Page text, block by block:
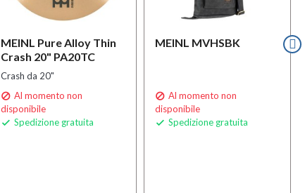
MEINL Pure Alloy Thin
Crash 20" PA20TC
Crash da 20"
 Al momento non
disponibile
 Spedizione gratuita
MEINL MVHSBK
 Al momento non
disponibile
 Spedizione gratuita